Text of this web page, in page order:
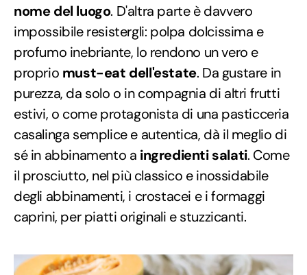
nome del luogo. D'altra parte è davvero
impossibile resistergli: polpa dolcissima e
profumo inebriante, lo rendono un vero e
proprio must-eat dell'estate. Da gustare in
purezza, da solo o in compagnia di altri frutti
estivi, o come protagonista di una pasticceria
casalinga semplice e autentica, dà il meglio di
sé in abbinamento a ingredienti salati. Come
il prosciutto, nel più classico e inossidabile
degli abbinamenti, i crostacei e i formaggi
caprini, per piatti originali e stuzzicanti.